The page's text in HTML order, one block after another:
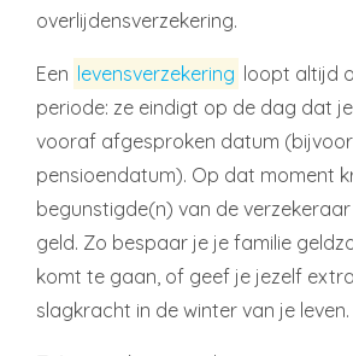
overlijdensverzekering.
Een levensverzekering loopt altijd
periode: ze eindigt op de dag dat
vooraf afgesproken datum
pensioendatum). Op dat moment
begunstigde(n) van de
geld. Zo bespaar je je familie
komt te gaan, of geef je jezelf
slagkracht in de winter van je leven.